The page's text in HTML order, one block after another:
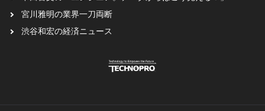
宮川雅明の業界一刀両断
渋谷和宏の経済ニュース